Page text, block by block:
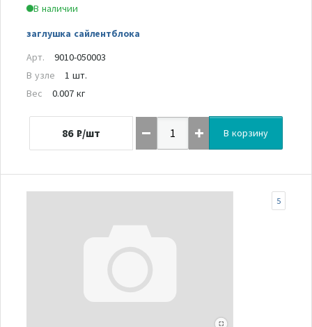
В наличии
заглушка сайлентблока
Арт.
9010-050003
В узле
1 шт.
Вес
0.007 кг
86 ₽/шт В корзину
5